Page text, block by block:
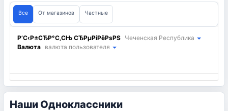
Все От магазинов Частные
Р’С‹Р±СЂР°С‚СЊ СЂРµРіРёРѕРЅ Чеченская Республика
Валюта валюта пользователя
Наши Одноклассники